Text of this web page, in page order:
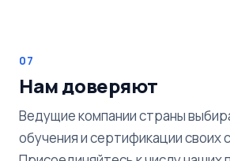
07
Нам доверяют
Ведущие компании страны
обучения и сертификации своих